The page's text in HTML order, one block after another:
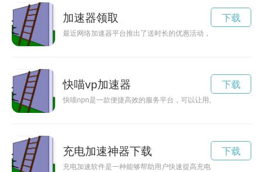
加速器领取
最近网络加速器平台推出了送时长的优惠活动，用户只需参与
下载
快喵vp加速器
快喵npn是一款便捷高效的服务平台，可以让用户快速解决各种
下载
充电加速神器下载
充电加速软件是一种能够帮助用户快速提高充电速度的应用程
下载